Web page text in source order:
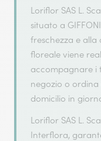
Loriflor SAS L.
situato a
freschezza e
floreale viene
accompagnare i
negozio o
domicilio in
Loriflor SAS L.
Interflora,